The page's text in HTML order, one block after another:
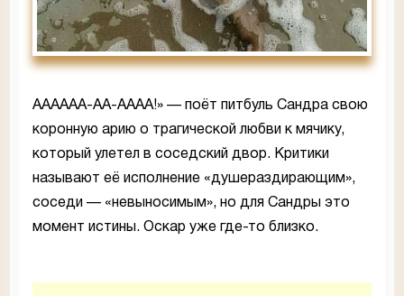
АААААА-АА-АААА!» — поёт питбуль Сандра свою
коронную арию о трагической любви к мячику,
который улетел в соседский двор. Критики
называют её исполнение «душераздирающим»,
соседи — «невыносимым», но для Сандры это
момент истины. Оскар уже где-то близко.